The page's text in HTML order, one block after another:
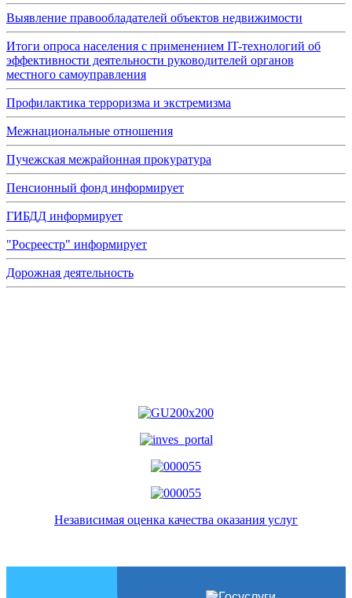
Выявление правообладателей объектов недвижимости
Итоги опроса населения с применением IT-технологий об
эффективности деятельности руководителей органов
местного самоуправления
Профилактика терроризма и экстремизма
Межнациональные отношения
Пучежская межрайонная прокуратура
Пенсионный фонд информирует
ГИБДД информирует
"Росреестр" информирует
Дорожная деятельность
Независимая оценка качества оказания услуг